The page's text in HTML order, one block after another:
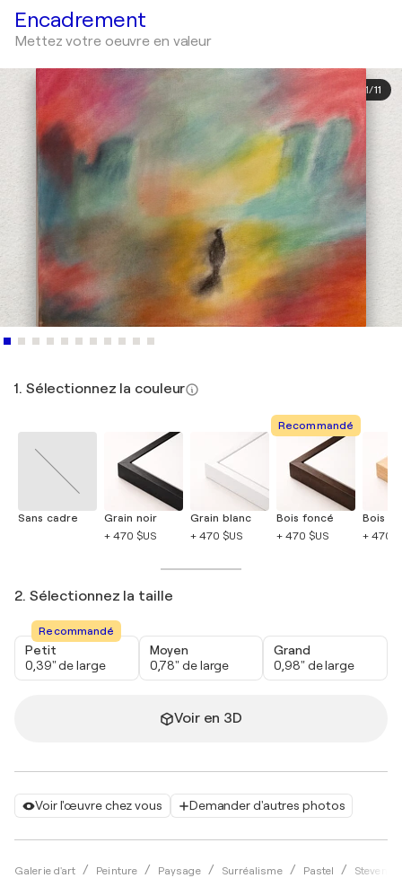
Voir l'œuvre chez vous Demander d'autres photos
Galerie d'art Peinture Paysage Surréalisme Pastel Steven
Encadrement
Mettez votre oeuvre en valeur
1/11
1. Sélectionnez la couleur
Sans cadre
Grain noir
+ 470 $US
Grain blanc
+ 470 $US
Recommandé
Bois foncé
+ 470 $US
Bois
+ 470
2. Sélectionnez la taille
Recommandé
Petit
0,39" de large
Moyen
0,78" de large
Grand
0,98" de large
Voir en 3D